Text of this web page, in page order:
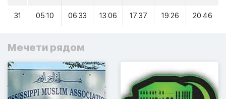
31 05:10 06:33 13:06 17:37 19:26 20:46
Мечети рядом